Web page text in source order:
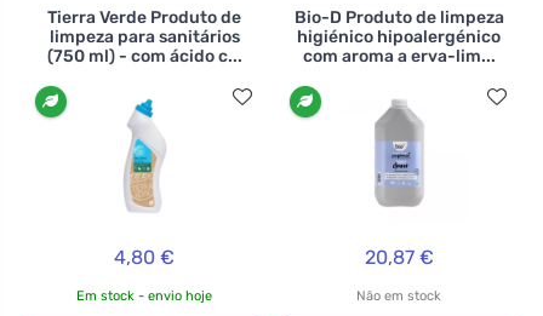
Tierra Verde Produto de
limpeza para sanitários
(750 ml) - com ácido c...
4,80 €
Em stock - envio hoje
Bio-D Produto de limpeza
higiénico hipoalergénico
com aroma a erva-lim...
20,87 €
Não em stock